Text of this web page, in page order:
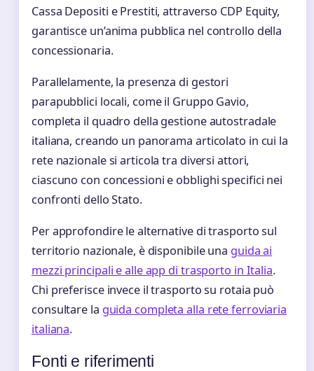
Cassa Depositi e Prestiti, attraverso CDP Equity,
garantisce un’anima pubblica nel controllo della
concessionaria.
Parallelamente, la presenza di gestori
parapubblici locali, come il Gruppo Gavio,
completa il quadro della gestione autostradale
italiana, creando un panorama articolato in cui la
rete nazionale si articola tra diversi attori,
ciascuno con concessioni e obblighi specifici nei
confronti dello Stato.
Per approfondire le alternative di trasporto sul
territorio nazionale, è disponibile una guida ai
mezzi principali e alle app di trasporto in Italia.
Chi preferisce invece il trasporto su rotaia può
consultare la guida completa alla rete ferroviaria
italiana.
Fonti e riferimenti